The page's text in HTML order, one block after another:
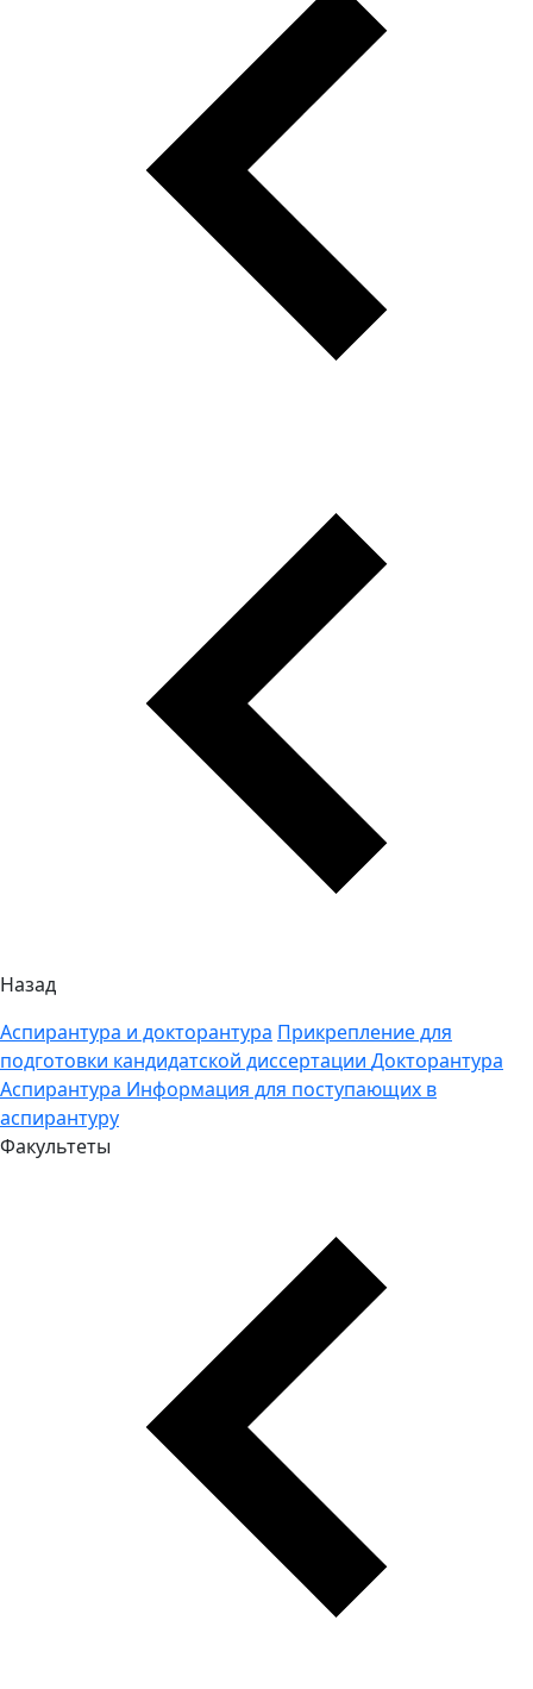
Назад
Аспирантура и докторантура Прикрепление для
подготовки кандидатской диссертации Докторантура
Аспирантура Информация для поступающих в
аспирантуру
Факультеты